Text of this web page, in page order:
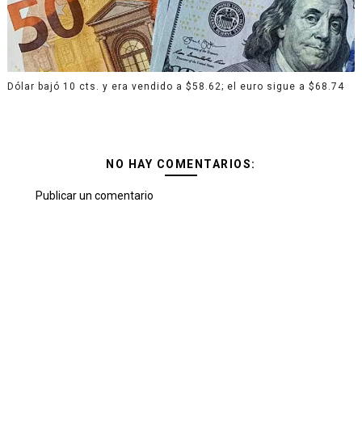
Dólar bajó 10 cts. y era vendido a $58.62; el euro sigue a $68.74
NO HAY COMENTARIOS:
Publicar un comentario